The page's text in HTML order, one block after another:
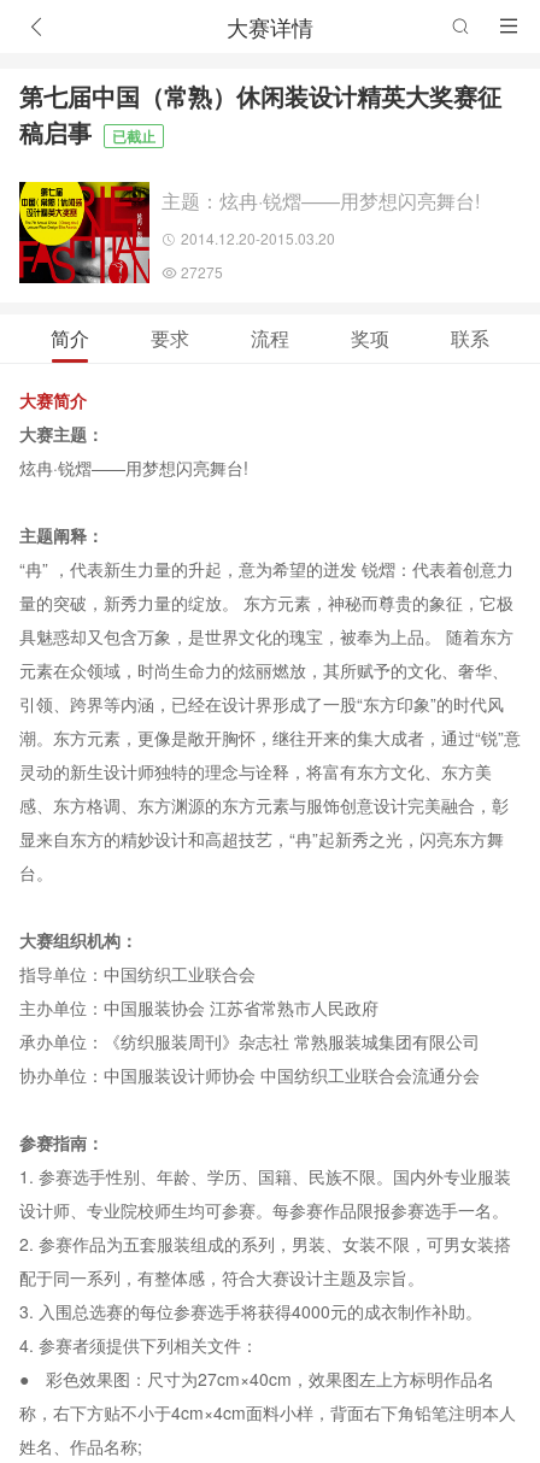
大赛详情
第七届中国（常熟）休闲装设计精英大奖赛征
稿启事
已截止
主题：炫冉·锐熠——用梦想闪亮舞台!
2014.12.20-2015.03.20
27275
简介 要求 流程 奖项 联系
大赛简介
大赛主题：
炫冉·锐熠——用梦想闪亮舞台!
主题阐释：
“冉” ，代表新生力量的升起，意为希望的迸发 锐熠：代表着创意力
量的突破，新秀力量的绽放。 东方元素，神秘而尊贵的象征，它极
具魅惑却又包含万象，是世界文化的瑰宝，被奉为上品。 随着东方
元素在众领域，时尚生命力的炫丽燃放，其所赋予的文化、奢华、
引领、跨界等内涵，已经在设计界形成了一股“东方印象”的时代风
潮。东方元素，更像是敞开胸怀，继往开来的集大成者，通过“锐”意
灵动的新生设计师独特的理念与诠释，将富有东方文化、东方美
感、东方格调、东方渊源的东方元素与服饰创意设计完美融合，彰
显来自东方的精妙设计和高超技艺，“冉”起新秀之光，闪亮东方舞
台。
大赛组织机构：
指导单位：中国纺织工业联合会
主办单位：中国服装协会 江苏省常熟市人民政府
承办单位：《纺织服装周刊》杂志社 常熟服装城集团有限公司
协办单位：中国服装设计师协会 中国纺织工业联合会流通分会
参赛指南：
1. 参赛选手性别、年龄、学历、国籍、民族不限。国内外专业服装
设计师、专业院校师生均可参赛。每参赛作品限报参赛选手一名。
2. 参赛作品为五套服装组成的系列，男装、女装不限，可男女装搭
配于同一系列，有整体感，符合大赛设计主题及宗旨。
3. 入围总选赛的每位参赛选手将获得4000元的成衣制作补助。
4. 参赛者须提供下列相关文件：
● 彩色效果图：尺寸为27cm×40cm，效果图左上方标明作品名
称，右下方贴不小于4cm×4cm面料小样，背面右下角铅笔注明本人
姓名、作品名称;